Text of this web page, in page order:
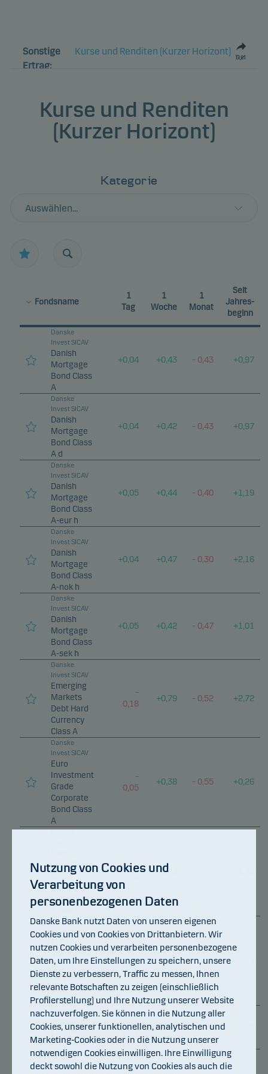
Sonstige
Ertrag:
Kurse und Renditen (Kurzer Horizont)
Del
Kurse und Renditen
(Kurzer Horizont)
Kategorie
Auswählen...
Fondsname
1
Tag
1
Woche
1
Monat
Seit
Jahres-
beginn
Danske
Invest SICAV
Danish
Mortgage
Bond Class
A
+0,04 +0,43 – 0,43 +0,97
Danske
Invest SICAV
Danish
Mortgage
Bond Class
A d
+0,04 +0,42 – 0,43 +0,97
Danske
Invest SICAV
Danish
Mortgage
Bond Class
A-eur h
+0,05 +0,44 – 0,40 +1,19
Danske
Invest SICAV
Danish
Mortgage
Bond Class
A-nok h
+0,04 +0,47 – 0,30 +2,16
Danske
Invest SICAV
Danish
Mortgage
Bond Class
A-sek h
+0,05 +0,42 – 0,47 +1,01
Danske
Invest SICAV
Emerging
Markets
Debt Hard
Currency
Class A
–
0,18
+0,79 – 0,52 +2,72
Danske
Invest SICAV
Euro
Investment
Grade
Corporate
Bond Class
A
–
0,05
+0,38 – 0,55 +0,26
Danske
Investment
Grade
Corporate
Bond Class
–
+0,43
Danske
Invest SICAV
Euro
Investment
Grade
Corporate
Bond Class
A-sek h
0,05
+0,38 –0,61
Danske
Invest SICAV
Europe
Class A
–
0,01
+0,71 +1,24
Danske
Invest SICAV
Nutzung von Cookies und
Verarbeitung von
personenbezogenen Daten
Danske Bank nutzt Daten von unseren eigenen
Cookies und von Cookies von Drittanbietern. Wir
nutzen Cookies und verarbeiten personenbezogene
Daten, um Ihre Einstellungen zu speichern, unsere
Dienste zu verbessern, Traffic zu messen, Ihnen
relevante Botschaften zu zeigen (einschließlich
Profilerstellung) und Ihre Nutzung unserer Website
nachzuverfolgen. Sie können in die Nutzung aller
Cookies, unserer funktionellen, analytischen und
Marketing-Cookies oder in die Nutzung unserer
notwendigen Cookies einwilligen. Ihre Einwilligung
deckt sowohl die Nutzung von Cookies als auch die